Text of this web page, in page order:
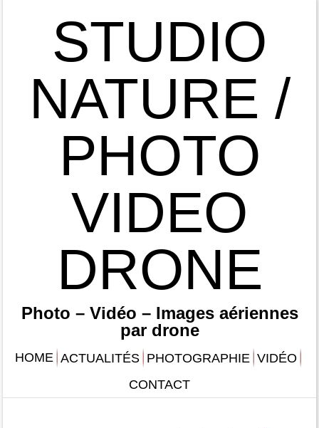
STUDIO
NATURE /
PHOTO
VIDEO
DRONE
Photo – Vidéo – Images aériennes
par drone
HOME ACTUALITÉS PHOTOGRAPHIE VIDÉO
CONTACT